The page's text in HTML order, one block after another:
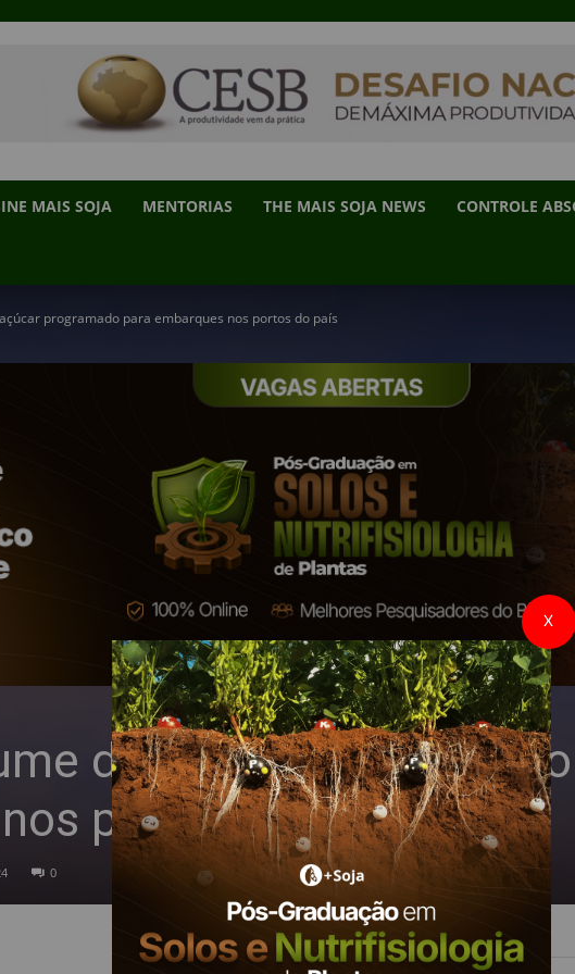
MAIS SOJA MENTORIAS THE MAIS SOJA NEWS CONTROLE
programado para embarques nos portos do país
de açúcar
portos do país
0
X